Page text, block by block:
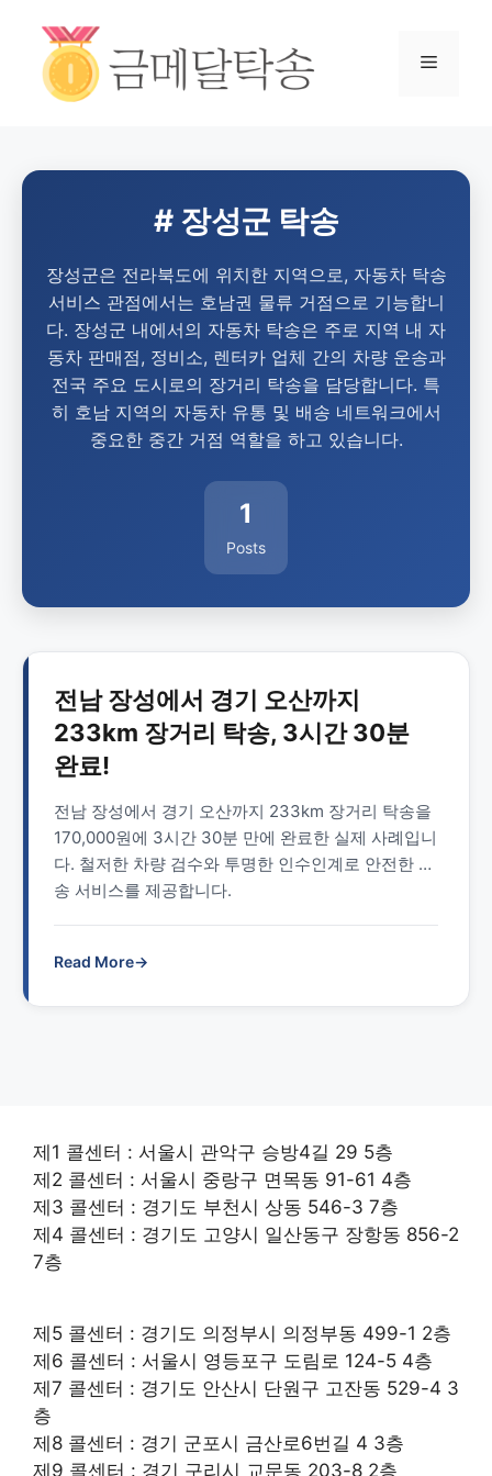
# 장성군 탁송
장성군은 전라북도에 위치한 지역으로, 자동차 탁송
서비스 관점에서는 호남권 물류 거점으로 기능합니
다. 장성군 내에서의 자동차 탁송은 주로 지역 내 자
동차 판매점, 정비소, 렌터카 업체 간의 차량 운송과
전국 주요 도시로의 장거리 탁송을 담당합니다. 특
히 호남 지역의 자동차 유통 및 배송 네트워크에서
중요한 중간 거점 역할을 하고 있습니다.
1
Posts
전남 장성에서 경기 오산까지
233km 장거리 탁송, 3시간 30분
완료!
전남 장성에서 경기 오산까지 233km 장거리 탁송을
170,000원에 3시간 30분 만에 완료한 실제 사례입니
다. 철저한 차량 검수와 투명한 인수인계로 안전한 탁
송 서비스를 제공합니다.
Read More→
제1 콜센터 : 서울시 관악구 승방4길 29 5층
제2 콜센터 : 서울시 중랑구 면목동 91-61 4층
제3 콜센터 : 경기도 부천시 상동 546-3 7층
제4 콜센터 : 경기도 고양시 일산동구 장항동 856-2
7층
제5 콜센터 : 경기도 의정부시 의정부동 499-1 2층
제6 콜센터 : 서울시 영등포구 도림로 124-5 4층
제7 콜센터 : 경기도 안산시 단원구 고잔동 529-4 3
층
제8 콜센터 : 경기 군포시 금산로6번길 4 3층
제9 콜센터 : 경기 구리시 교문동 203-8 2층